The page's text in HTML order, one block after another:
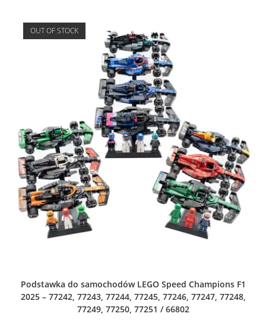
OUT OF STOCK
Podstawka do samochodów LEGO Speed Champions F1
2025 – 77242, 77243, 77244, 77245, 77246, 77247, 77248,
77249, 77250, 77251 / 66802